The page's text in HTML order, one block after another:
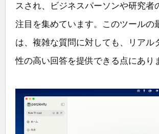
スされ、ビジネスパーソンや研究者
注目を集めています。このツールの
は、複雑な質問に対しても、リアル
性の高い回答を提供できる点にあり